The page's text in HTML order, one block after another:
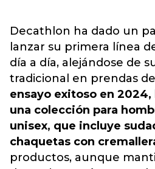
Decathlon ha dado un
lanzar su primera línea
día a día, alejándose de
tradicional en prendas
ensayo exitoso en
una colección para
unisex, que incluye
chaquetas con
productos, aunque